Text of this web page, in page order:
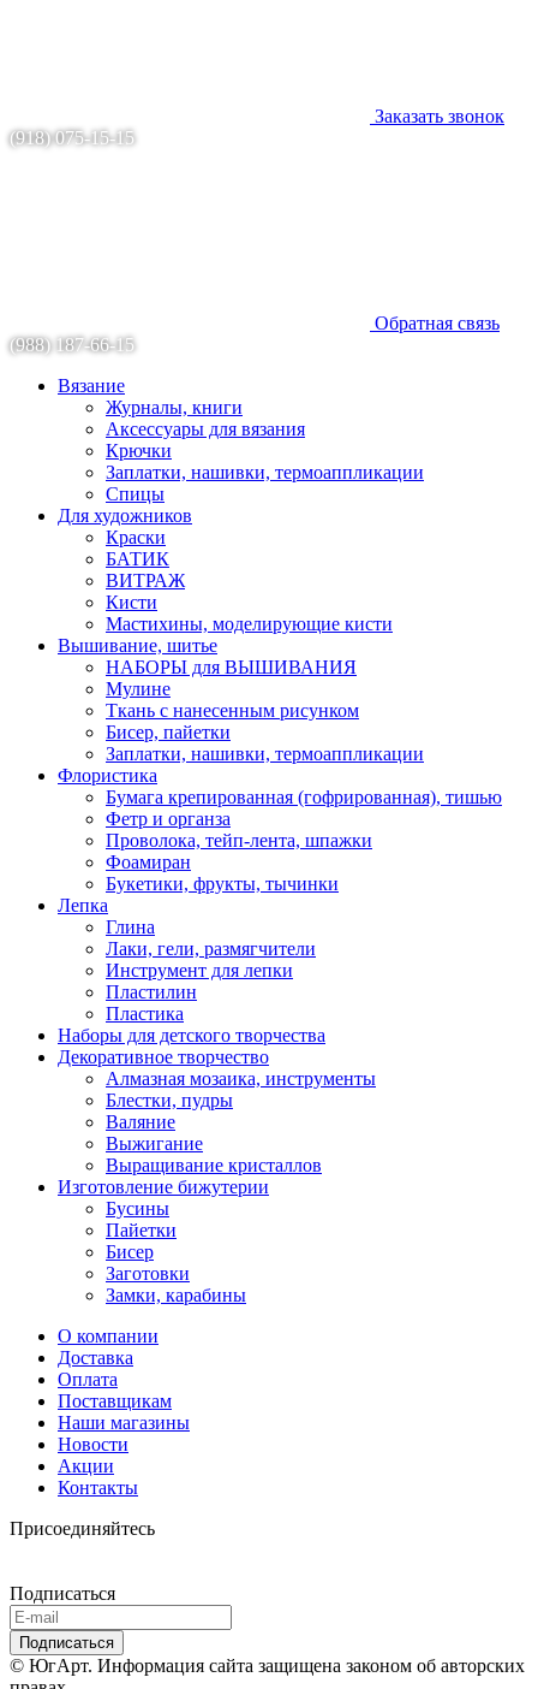
Заказать звонок
(918) 075-15-15
Обратная связь
(988) 187-66-15
Вязание
Журналы, книги
Аксессуары для вязания
Крючки
Заплатки, нашивки, термоаппликации
Спицы
Для художников
Краски
БАТИК
ВИТРАЖ
Кисти
Мастихины, моделирующие кисти
Вышивание, шитье
НАБОРЫ для ВЫШИВАНИЯ
Мулине
Ткань с нанесенным рисунком
Бисер, пайетки
Заплатки, нашивки, термоаппликации
Флористика
Бумага крепированная (гофрированная), тишью
Фетр и органза
Проволока, тейп-лента, шпажки
Фоамиран
Букетики, фрукты, тычинки
Лепка
Глина
Лаки, гели, размягчители
Инструмент для лепки
Пластилин
Пластика
Наборы для детского творчества
Декоративное творчество
Алмазная мозаика, инструменты
Блестки, пудры
Валяние
Выжигание
Выращивание кристаллов
Изготовление бижутерии
Бусины
Пайетки
Бисер
Заготовки
Замки, карабины
О компании
Доставка
Оплата
Поставщикам
Наши магазины
Новости
Акции
Контакты
Присоединяйтесь
Подписаться
© ЮгАрт. Информация сайта защищена законом об авторских